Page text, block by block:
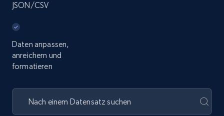
JSON/CSV
Daten anpassen,
anreichern und
formatieren